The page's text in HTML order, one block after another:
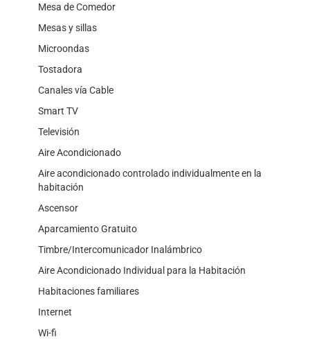
Mesa de Comedor
Mesas y sillas
Microondas
Tostadora
Canales vía Cable
Smart TV
Televisión
Aire Acondicionado
Aire acondicionado controlado individualmente en la
habitación
Ascensor
Aparcamiento Gratuito
Timbre/Intercomunicador Inalámbrico
Aire Acondicionado Individual para la Habitación
Habitaciones familiares
Internet
Wi-fi